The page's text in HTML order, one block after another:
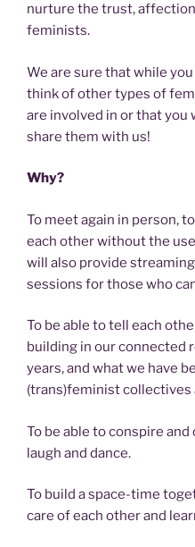
nurture the trust,
feminists.
We are sure that while
think of other types of
are involved in or that you
share them with us!
Why?
To meet again in person,
each other without the
will also provide
sessions for those who
To be able to tell each
building in our connected
years, and what we have
(trans)feminist collectives
To be able to conspire
laugh and dance.
To build a space-time
care of each other and